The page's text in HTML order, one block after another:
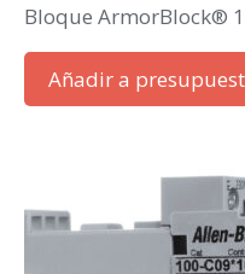
Bloque ArmorBlock®
Añadir a